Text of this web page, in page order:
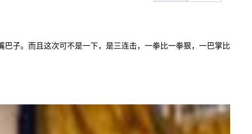
子。而且这次可不是一下，是三连击，一拳比一拳狠，一巴掌比